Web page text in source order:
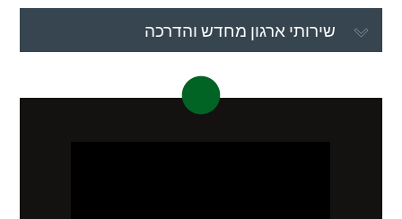
שירותי ארגון מחדש והדרכה